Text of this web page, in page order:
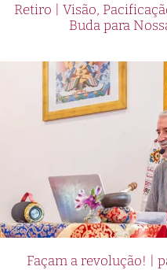
Retiro | Visão,
Buda para
Façam a revolução! |